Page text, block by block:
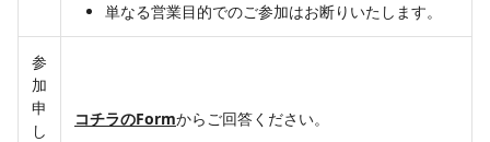
単なる営業目的でのご参加はお断りいたします。
参
加
申
し
コチラのFormからご回答ください。